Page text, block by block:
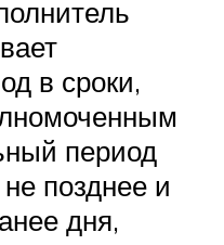
в сроки,
период
позднее и
дня,